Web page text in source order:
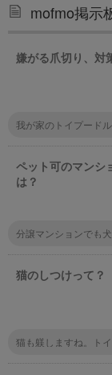
mofmo掲示
嫌がる爪切り、対
我が家のトイプード
ペット可のマンシ
は？
分譲マンションでも
猫のしつけって？
猫も躾しますね。ト
るし、爪とぎなんか